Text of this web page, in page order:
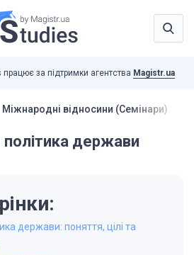
працює за підтримки агентства Magistr.ua
Міжнародні відносини (Семінари)
політика держави
держави: поняття, цілі та